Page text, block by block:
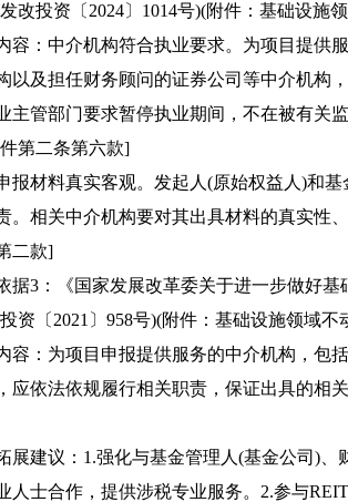
改投资〔2024〕1014号)(附件：基础设施
：中介机构符合执业要求。为项目提供
以及担任财务顾问的证券公司等中介机构
主管部门要求暂停执业期间，不在被有关
第二条第六款]
材料真实客观。发起人(原始权益人)和基
。相关中介机构要对其出具材料的真实性
二款]
3：《国家发展改革委关于进一步做好基
资〔2021〕958号)(附件：基础设施领域
：为项目申报提供服务的中介机构，包
应依法依规履行相关职责，保证出具的相
建议：1.强化与基金管理人(基金公司)、
人士合作，提供涉税专业服务。2.参与